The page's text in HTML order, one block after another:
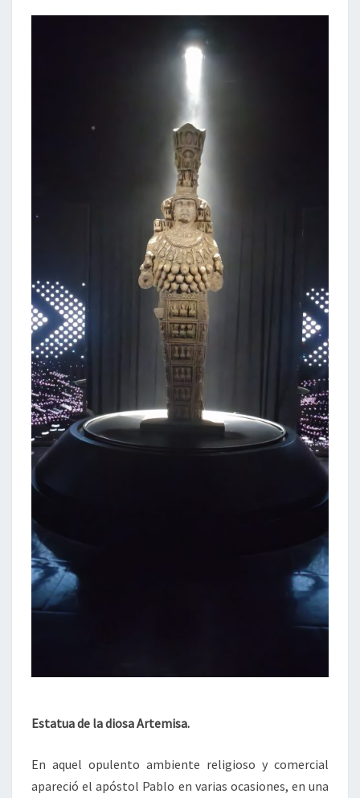
Estatua de la diosa Artemisa.
En aquel opulento ambiente religioso y comercial
apareció el apóstol Pablo en varias ocasiones, en una